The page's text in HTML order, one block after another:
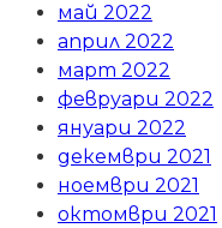
май 2022
април 2022
март 2022
февруари 2022
януари 2022
декември 2021
ноември 2021
октомври 2021